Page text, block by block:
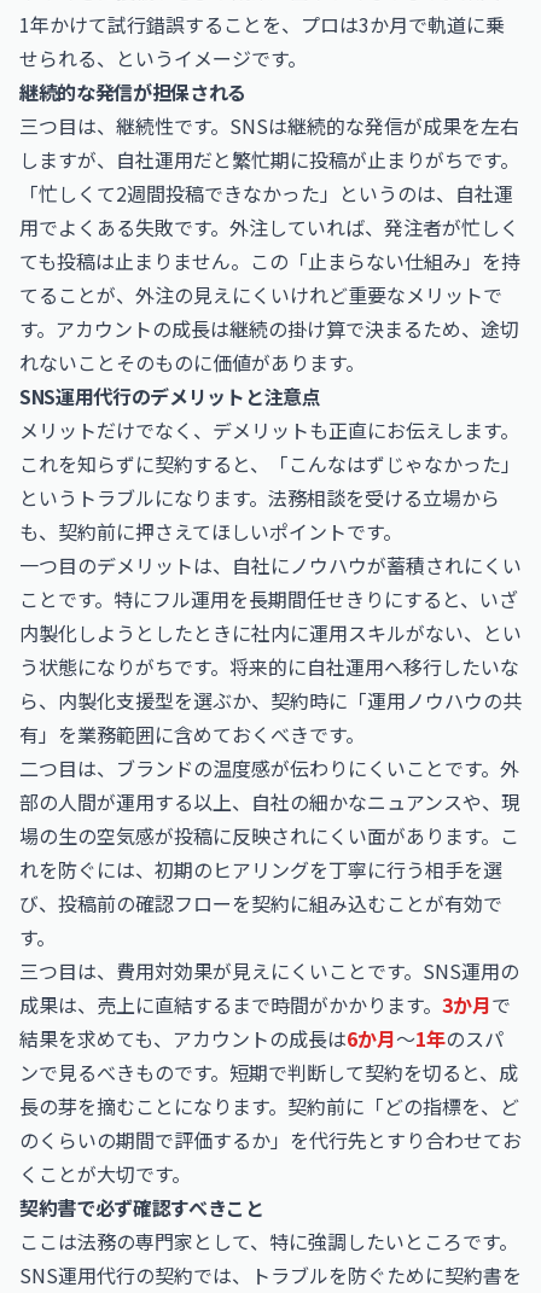
1年かけて試行錯誤することを、プロは3か月で軌道に乗
せられる、というイメージです。
継続的な発信が担保される
三つ目は、継続性です。SNSは継続的な発信が成果を左右
しますが、自社運用だと繁忙期に投稿が止まりがちです。
「忙しくて2週間投稿できなかった」というのは、自社運
用でよくある失敗です。外注していれば、発注者が忙しく
ても投稿は止まりません。この「止まらない仕組み」を持
てることが、外注の見えにくいけれど重要なメリットで
す。アカウントの成長は継続の掛け算で決まるため、途切
れないことそのものに価値があります。
SNS運用代行のデメリットと注意点
メリットだけでなく、デメリットも正直にお伝えします。
これを知らずに契約すると、「こんなはずじゃなかった」
というトラブルになります。法務相談を受ける立場から
も、契約前に押さえてほしいポイントです。
一つ目のデメリットは、自社にノウハウが蓄積されにくい
ことです。特にフル運用を長期間任せきりにすると、いざ
内製化しようとしたときに社内に運用スキルがない、とい
う状態になりがちです。将来的に自社運用へ移行したいな
ら、内製化支援型を選ぶか、契約時に「運用ノウハウの共
有」を業務範囲に含めておくべきです。
二つ目は、ブランドの温度感が伝わりにくいことです。外
部の人間が運用する以上、自社の細かなニュアンスや、現
場の生の空気感が投稿に反映されにくい面があります。こ
れを防ぐには、初期のヒアリングを丁寧に行う相手を選
び、投稿前の確認フローを契約に組み込むことが有効で
す。
三つ目は、費用対効果が見えにくいことです。SNS運用の
成果は、売上に直結するまで時間がかかります。 3か月で
結果を求めても、アカウントの成長は6か月〜1年のスパ
ンで見るべきものです。短期で判断して契約を切ると、成
長の芽を摘むことになります。契約前に「どの指標を、ど
のくらいの期間で評価するか」を代行先とすり合わせてお
くことが大切です。
契約書で必ず確認すべきこと
ここは法務の専門家として、特に強調したいところです。
SNS運用代行の契約では、トラブルを防ぐために契約書を